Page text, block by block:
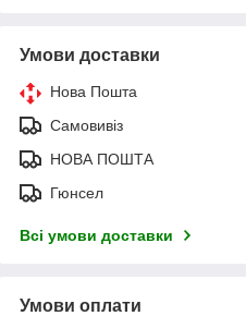
Умови доставки
Нова Пошта
Самовивіз
НОВА ПОШТА
Гюнсел
Всі умови доставки
Умови оплати